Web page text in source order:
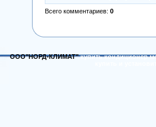
Всего комментариев: 0
ООО"НОРД-КЛИМАТ"купить кондиционер